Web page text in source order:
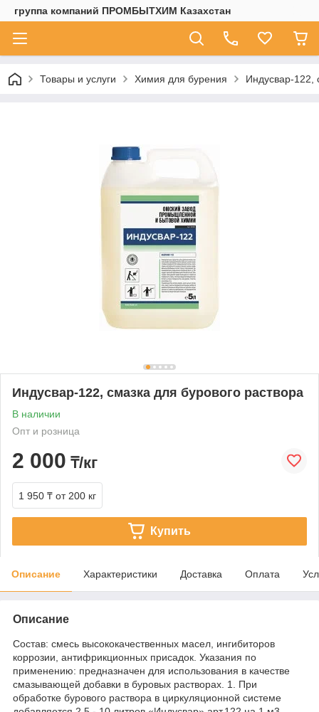
группа компаний ПРОМБЫТХИМ Казахстан
Товары и услуги Химия для бурения Индусвар-122,
Индусвар-122, смазка для бурового раствора
В наличии
Опт и розница
2 000 ₸/кг
1 950 ₸ от 200 кг
Купить
Описание Характеристики Доставка Оплата
Описание
Состав: смесь высококачественных масел, ингибиторов
коррозии, антифрикционных присадок. Указания по
применению: предназначен для использования в качестве
смазывающей добавки в буровых растворах. 1. При
обработке бурового раствора в циркуляционной системе